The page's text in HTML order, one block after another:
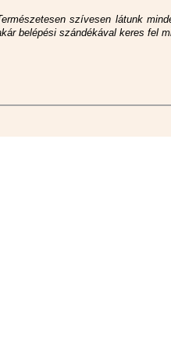
szívesen látunk
belépési szándékával keres fel